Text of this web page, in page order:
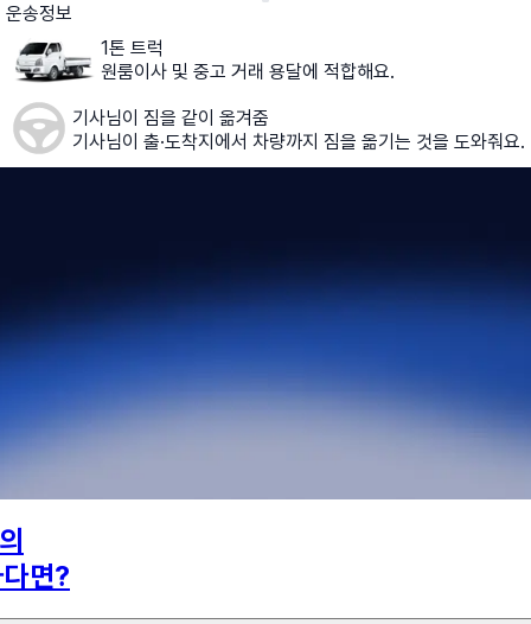
운송정보
1톤 트럭
원룸이사 및 중고 거래 용달에 적합해요.
기사님이 짐을 같이 옮겨줌
기사님이 출·도착지에서 차량까지 짐을 옮기는 것을 도와줘요.
면?